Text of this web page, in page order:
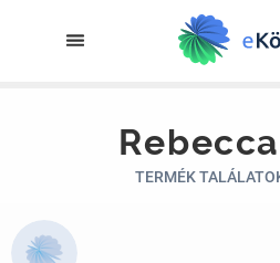
TERMÉK